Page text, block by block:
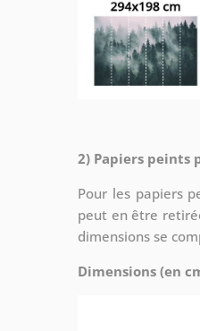
2) Papiers peints
Pour les papiers
peut en être
dimensions se
Dimensions (en